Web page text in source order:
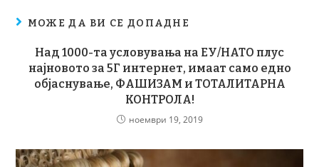
МОЖЕ ДА ВИ СЕ ДОПАДНЕ
Над 1000-та условувања на ЕУ/НАТО плус
најновото за 5Г интернет, имаат само едно
објаснување, ФАШИЗАМ и ТОТАЛИТАРНА
КОНТРОЛА!
ноември 19, 2019